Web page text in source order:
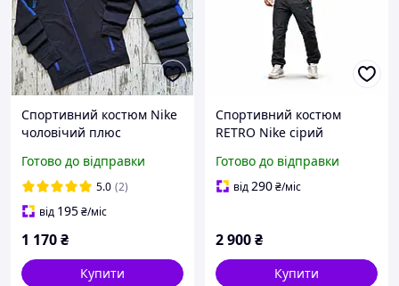
Спортивний костюм Nike
чоловічий плюс
високі
Готово до відправки
5.0 (2)
від 195₴/міс
1 170₴
Купити
Спортивний костюм
RETRO Nike сірий
сітка вільний крій
Готово до відправки
від290₴/міс
2 900₴
Купити